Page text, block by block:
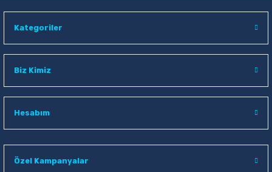
Kategoriler
Biz Kimiz
Hesabım
Özel Kampanyalar